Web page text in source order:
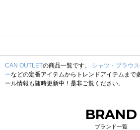
CAN OUTLETの商品一覧です。 シャツ・ブラウス
ーなどの定番アイテムからトレンドアイテムまで
ール情報も随時更新中！是非ご覧ください。
BRAND
ブランド一覧